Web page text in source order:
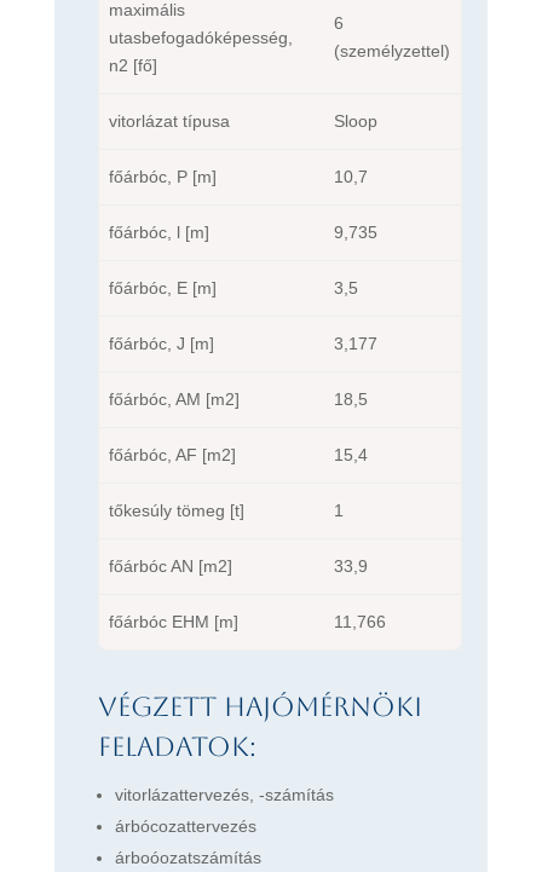
maximális
utasbefogadóképesség,
n2 [fő]
6
(személyzettel)
vitorlázat típusa Sloop
főárbóc, P [m] 10,7
főárbóc, l [m] 9,735
főárbóc, E [m] 3,5
főárbóc, J [m] 3,177
főárbóc, AM [m2] 18,5
főárbóc, AF [m2] 15,4
tőkesúly tömeg [t] 1
főárbóc AN [m2] 33,9
főárbóc EHM [m] 11,766
Végzett hajómérnöki
feladatok:
vitorlázattervezés, -számítás
árbócozattervezés
árboóozatszámítás